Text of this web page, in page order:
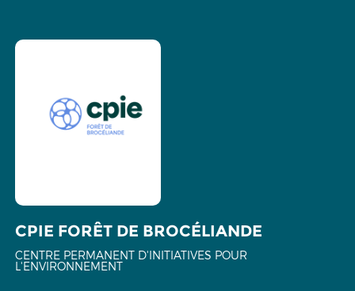
CPIE FORÊT DE BROCÉLIANDE
CENTRE PERMANENT D'INITIATIVES POUR
L'ENVIRONNEMENT